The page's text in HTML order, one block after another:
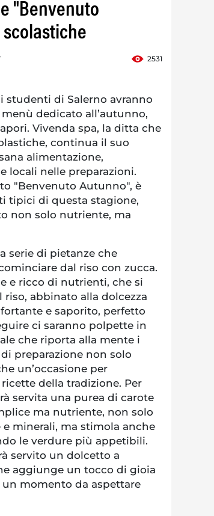
"Benvenuto
2531
studenti di Salerno avranno
dedicato all’autunno,
Vivenda spa, la ditta che
continua il suo
alimentazione,
locali nelle preparazioni.
"Benvenuto Autunno", è
tipici di questa stagione,
non solo nutriente, ma
serie di pietanze che
dal riso con zucca.
e ricco di nutrienti, che si
riso, abbinato alla dolcezza
e saporito, perfetto
ci saranno polpette in
che riporta alla mente i
preparazione non solo
un’occasione per
della tradizione. Per
servita una purea di carote
ma nutriente, non solo
minerali, ma stimola anche
le verdure più appetibili.
servito un dolcetto a
aggiunge un tocco di gioia
momento da aspettare